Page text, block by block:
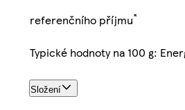
referenčního příjmu*
Typické hodnoty na 100 g:
Složení